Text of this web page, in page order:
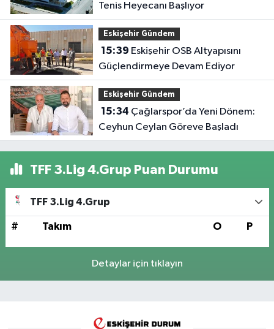
Tenis Heyecanı Başlıyor
Eskişehir Gündem
15:39
Güçlendirmeye Devam Ediyor
Eskişehir Gündem
15:34
Ceyhun Ceylan Göreve Başladı
TFF 3.Lig 4.Grup Puan Durumu
TFF 3.Lig 4.Grup
# Takım O P
Detaylar için tıklayın